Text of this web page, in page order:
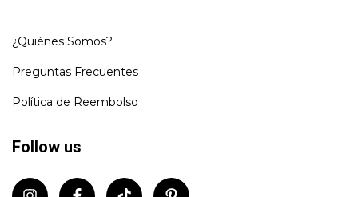
¿Quiénes Somos?
Preguntas Frecuentes
Política de Reembolso
Follow us